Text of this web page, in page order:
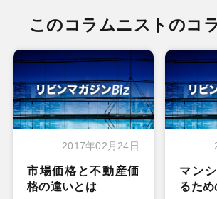
このコラムニストのコ
2017年02月24日
市場価格と不動産価
格の違いとは
マン
るため